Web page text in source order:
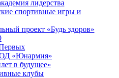
лидерства
спортивные игры и
проект «Будь здоров»
«Юнармия»
в будущее»
клубы